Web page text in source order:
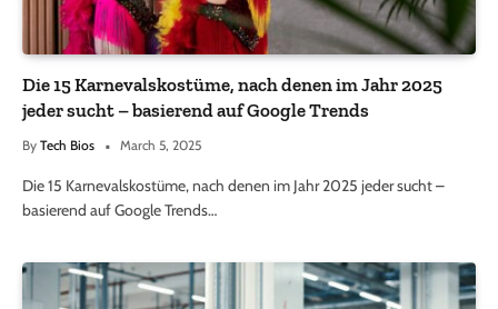
Die 15 Karnevalskostüme, nach denen im Jahr 2025
jeder sucht – basierend auf Google Trends
By Tech Bios March 5, 2025
Die 15 Karnevalskostüme, nach denen im Jahr 2025 jeder sucht –
basierend auf Google Trends…